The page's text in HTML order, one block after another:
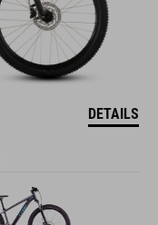
DETAILS